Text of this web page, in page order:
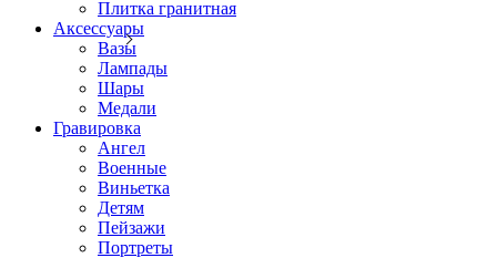
Плитка гранитная
Аксессуары
Вазы
Лампады
Шары
Медали
Гравировка
Ангел
Военные
Виньетка
Детям
Пейзажи
Портреты